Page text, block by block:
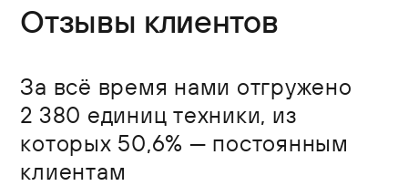
Отзывы клиентов
За всё время нами отгружено
2 380 единиц техники, из
которых 50,6% — постоянным
клиентам